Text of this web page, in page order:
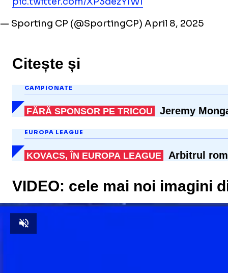
— Sporting CP (@SportingCP) April 8, 2025
Citește și
CAMPIONATE
FĂRĂ SPONSOR PE TRICOU Jeremy
EUROPA LEAGUE
KOVACS, ÎN EUROPA LEAGUE Arbitrul
VIDEO: cele mai noi imagini
Unmute